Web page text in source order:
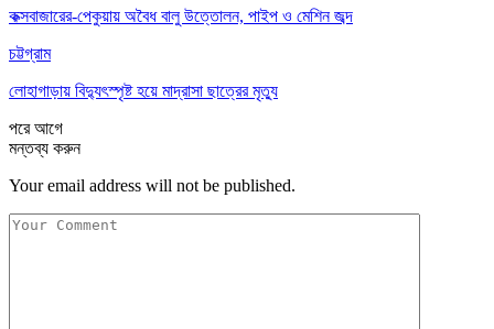
কক্সবাজারের-পেকুয়ায় অবৈধ বালু উত্তোলন, পাইপ ও মেশিন জব্দ
চট্টগ্রাম
লোহাগাড়ায় বিদ্যুৎস্পৃষ্ট হয়ে মাদ্রাসা ছাত্রের মৃত্যু
পরেআগে
মন্তব্য করুন
Your email address will not be published.